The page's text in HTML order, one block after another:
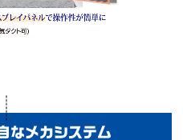
なメカシステム